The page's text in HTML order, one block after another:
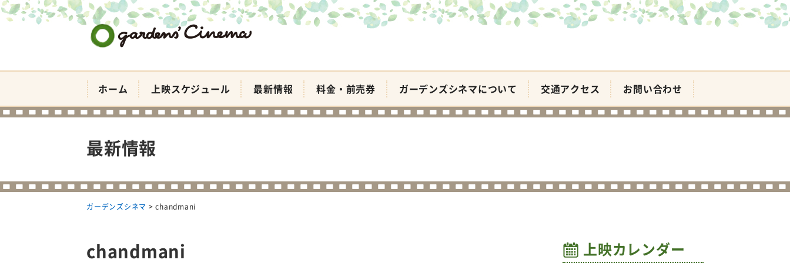
ホーム 上映スケジュール 最新情報 料金・前売券 ガーデンズシネマについて 交通アクセス お問い合わせ
最新情報
ガーデンズシネマ >chandmani
chandmani 上映カレンダー